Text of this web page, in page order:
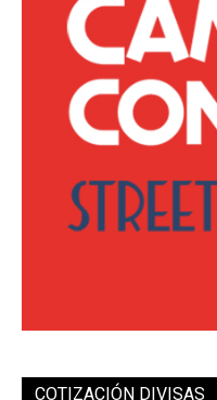
COTIZACIÓN DIVISAS